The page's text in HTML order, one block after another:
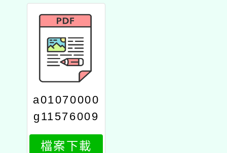
a01070000
g11576009
52011
檔案下載